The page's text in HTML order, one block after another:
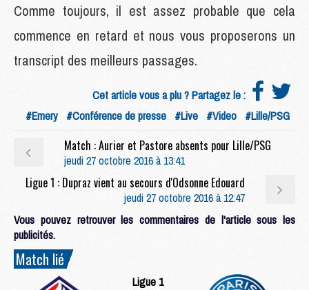
Comme toujours, il est assez probable que cela
commence en retard et nous vous proposerons un
transcript des meilleurs passages.
Cet article vous a plu ? Partagez le :
#Emery #Conférence de presse #Live #Video #Lille/PSG
Match : Aurier et Pastore absents pour Lille/PSG
jeudi 27 octobre 2016 à 13:41
Ligue 1 : Dupraz vient au secours d'Odsonne Edouard
jeudi 27 octobre 2016 à 12:47
Vous pouvez retrouver les commentaires de l'article sous les
publicités.
Match lié
Ligue 1